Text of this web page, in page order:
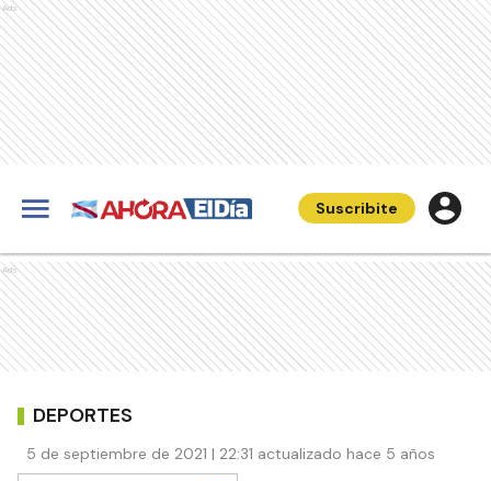
Ads
Suscribite
Ads
DEPORTES
5 de septiembre de 2021 | 22:31 actualizado hace 5 años